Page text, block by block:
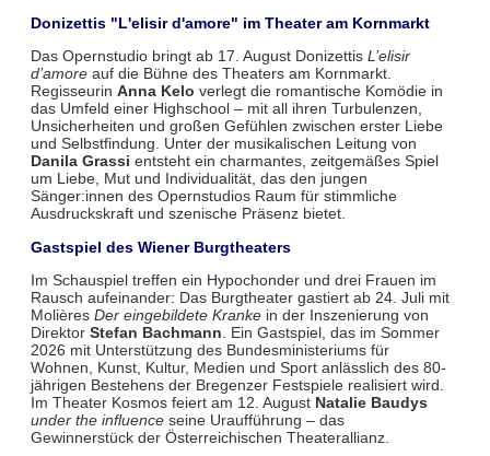
Donizettis "L'elisir d'amore" im Theater am Kornmarkt
Das Opernstudio bringt ab 17. August Donizettis L’elisir
d’amoreauf die Bühne des Theaters am Kornmarkt.
Regisseurin Anna Kelo verlegt die romantische Komödie in
das Umfeld einer Highschool – mit all ihren Turbulenzen,
Unsicherheiten und großen Gefühlen zwischen erster Liebe
und Selbstfindung. Unter der musikalischen Leitung von
Danila Grassi entsteht ein charmantes, zeitgemäßes Spiel
um Liebe, Mut und Individualität, das den jungen
Sänger:innen des Opernstudios Raum für stimmliche
Ausdruckskraft und szenische Präsenz bietet.
Gastspiel des Wiener Burgtheaters
Im Schauspiel treffen ein Hypochonder und drei Frauen im
Rausch aufeinander: Das Burgtheater gastiert ab 24. Juli mit
Molières Der eingebildete Krankein der Inszenierung von
Direktor Stefan Bachmann . Ein Gastspiel, das im Sommer
2026 mit Unterstützung des Bundesministeriums für
Wohnen, Kunst, Kultur, Medien und Sport anlässlich des 80-
jährigen Bestehens der Bregenzer Festspiele realisiert wird.
Im Theater Kosmos feiert am 12. August Natalie Baudys
under the influenceseine Uraufführung – das
Gewinnerstück der Österreichischen Theaterallianz.